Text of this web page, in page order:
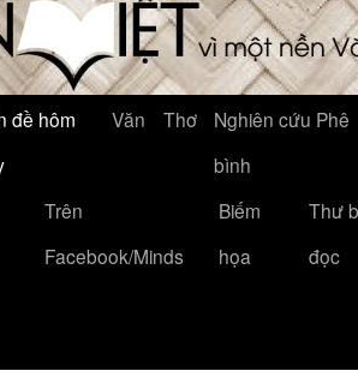
đề hôm
Văn Thơ
Nghiên cứu Phê
bình
Trên
Facebook/Minds
Biếm
họa
Thư
đọc